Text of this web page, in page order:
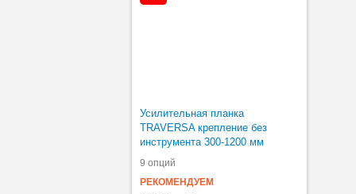
Усилительная планка
TRAVERSA крепление без
инструмента 300-1200 мм
9 опций
РЕКОМЕНДУЕМ